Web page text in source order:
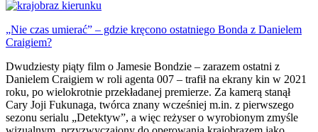
„Nie czas umierać” – gdzie kręcono ostatniego Bonda z Danielem
Craigiem?
Dwudziesty piąty film o Jamesie Bondzie – zarazem ostatni z
Danielem Craigiem w roli agenta 007 – trafił na ekrany kin w 2021
roku, po wielokrotnie przekładanej premierze. Za kamerą stanął
Cary Joji Fukunaga, twórca znany wcześniej m.in. z pierwszego
sezonu serialu „Detektyw”, a więc reżyser o wyrobionym zmyśle